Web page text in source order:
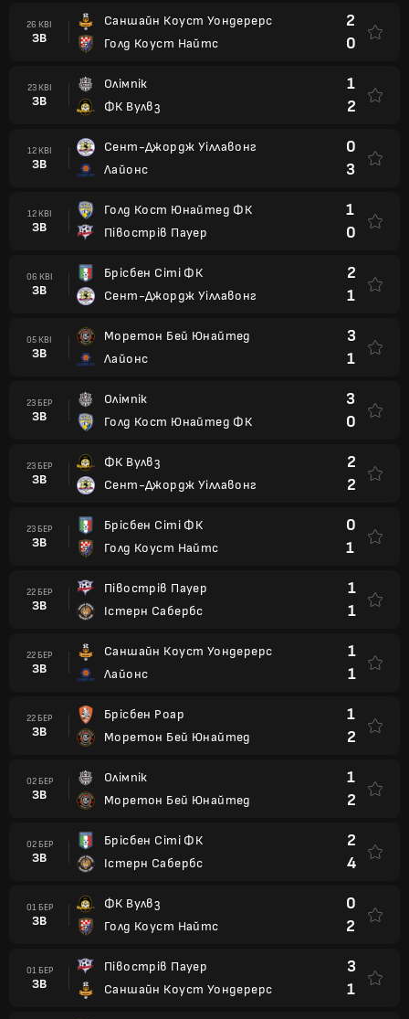
26 КВІ
ЗВ
Саншайн Коуст Уондерерс
Голд Коуст Найтс
2
0
23 КВІ
ЗВ
Олімпік
ФК Вулвз
1
2
12 КВІ
ЗВ
Сент-Джордж Уіллавонг
Лайонс
0
3
12 КВІ
ЗВ
Голд Кост Юнайтед ФК
Півострів Пауер
1
0
06 КВІ
ЗВ
Брісбен Сіті ФК
Сент-Джордж Уіллавонг
2
1
05 КВІ
ЗВ
Моретон Бей Юнайтед
Лайонс
3
1
23 БЕР
ЗВ
Олімпік
Голд Кост Юнайтед ФК
3
0
23 БЕР
ЗВ
ФК Вулвз
Сент-Джордж Уіллавонг
2
2
23 БЕР
ЗВ
Брісбен Сіті ФК
Голд Коуст Найтс
0
1
22 БЕР
ЗВ
Півострів Пауер
Істерн Сабербс
1
1
22 БЕР
ЗВ
Саншайн Коуст Уондерерс
Лайонс
1
1
22 БЕР
ЗВ
Брісбен Роар
Моретон Бей Юнайтед
1
2
02 БЕР
ЗВ
Олімпік
Моретон Бей Юнайтед
1
2
02 БЕР
ЗВ
Брісбен Сіті ФК
Істерн Сабербс
2
4
01 БЕР
ЗВ
ФК Вулвз
Голд Коуст Найтс
0
2
01 БЕР
ЗВ
Півострів Пауер
Саншайн Коуст Уондерерс
3
1